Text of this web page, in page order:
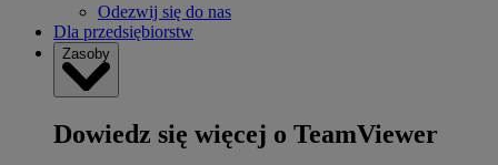
Odezwij się do nas
Dla przedsiębiorstw
Zasoby
Dowiedz się więcej o TeamViewer